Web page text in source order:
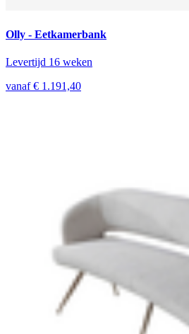
Olly - Eetkamerbank
Levertijd 16 weken
vanaf € 1.191,40